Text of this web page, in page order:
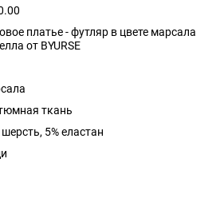
платье - футляр в цвете марсала
от BYURSE
ткань
шерсть, 5% еластан